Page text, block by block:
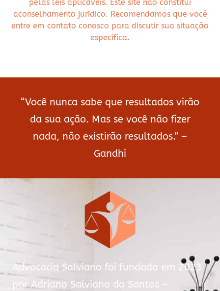
pelas leis aplicáveis. Este site não constitui
aconselhamento jurídico. Recomendamos que você
entre em contato conosco para discutir sua situação
específica.
“Você nunca sabe que resultados virão
da sua ação. Mas se você não fizer
nada, não existirão resultados.” –
Gandhi
Advocacia Salviano foi fundada em 2023
por Adriano Salviano do Santos –